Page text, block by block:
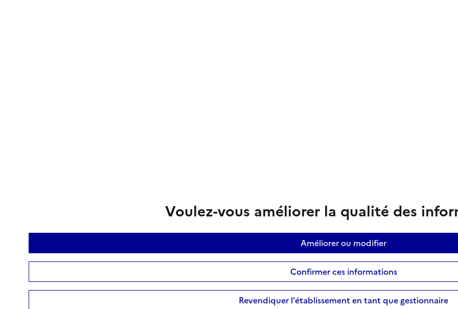
Voulez-vous améliorer la qualité des
Améliorer ou modifier
Confirmer ces informations
Revendiquer l'établissement en tant que gestionnaire